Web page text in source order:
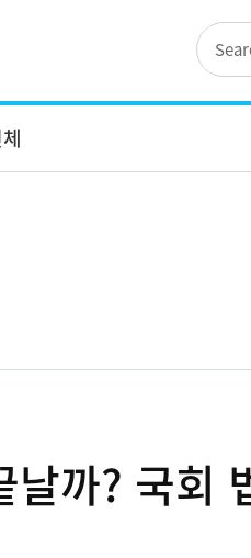
까? 국회